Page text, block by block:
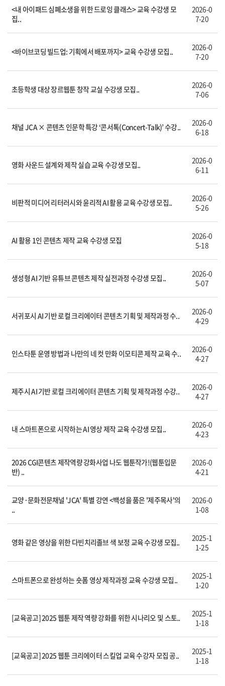
<내 아이패드 심폐소생을 위한 드로잉 클래스> 교육 수강생 모
집..
2026-0
7-20
<바이브코딩 빌드업: 기획에서 배포까지> 교육 수강생 모집..
2026-0
7-20
초등학생 대상 장르웹툰 창작 교실 수강생 모집..
2026-0
7-06
채널 JCA × 콘텐츠 인문학 특강 ‘콘서톡(Concert-Talk)’ 수강..
2026-0
6-18
영화 사운드 설계와 제작 실습 교육 수강생 모집..
2026-0
6-11
비판적 미디어 리터러시와 윤리적 AI 활용 교육 수강생 모집..
2026-0
5-26
AI 활용 1인 콘텐츠 제작 교육 수강생 모집
2026-0
5-18
생성형 AI 기반 유튜브 콘텐츠 제작 실전과정 수강생 모집..
2026-0
5-07
서귀포시 AI 기반 로컬 크리에이터 콘텐츠 기획 및 제작과정 수..
2026-0
4-29
인스타툰 운영 방법과 나만의 네 컷 만화 이모티콘 제작 교육 수..
2026-0
4-27
제주시 AI 기반 로컬 크리에이터 콘텐츠 기획 및 제작과정 수강..
2026-0
4-27
내 스마트폰으로 시작하는 AI 영상 제작 교육 수강생 모집..
2026-0
4-23
2026 CGI콘텐츠 제작역량 강화사업 나도 웹툰작가!(웹툰입문
반) ..
2026-0
4-21
교양·문화전문채널 'JCA' 특별 강연 <백성을 품은 '제주목사'의
..
2026-0
1-08
영화 같은 영상을 위한 다빈치리졸브 색 보정 교육 수강생 모집..
2025-1
1-25
스마트폰으로 완성하는 숏폼 영상 제작과정 교육 수강생 모집..
2025-1
1-20
[교육공고] 2025 웹툰 제작 역량 강화를 위한 시나리오 및 스토..
2025-1
1-18
[교육공고] 2025 웹툰 크리에이터 스킬업 교육 수강자 모집 공..
2025-1
1-18